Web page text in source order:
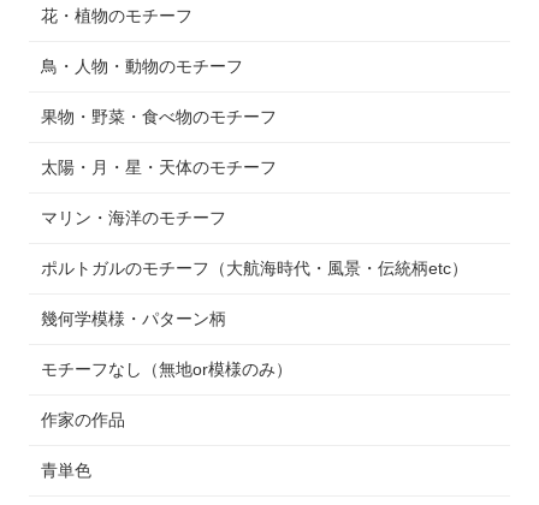
花・植物のモチーフ
鳥・人物・動物のモチーフ
果物・野菜・食べ物のモチーフ
太陽・月・星・天体のモチーフ
マリン・海洋のモチーフ
ポルトガルのモチーフ（大航海時代・風景・伝統柄etc）
幾何学模様・パターン柄
モチーフなし（無地or模様のみ）
作家の作品
青単色